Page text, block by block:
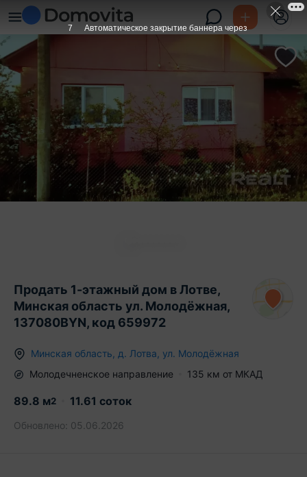
Продать 1-этажный дом в Лотве,
Минская область ул. Молодёжная,
137080BYN, код 659972
Минская область д. Лотва ул. Молодёжная
Молодечненское направление 135 км от МКАД
89.8 м2 11.61 соток
Обновлено: 05.06.2026
6 Автоматическое закрытие баннера через